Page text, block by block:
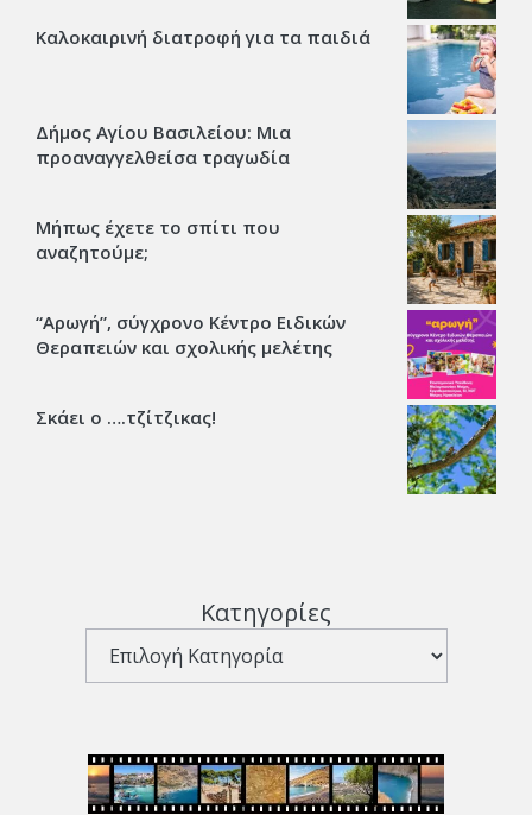
Καλοκαιρινή διατροφή για τα παιδιά
Δήμος Αγίου Βασιλείου: Μια
προαναγγελθείσα τραγωδία
Μήπως έχετε το σπίτι που
αναζητούμε;
“Αρωγή”, σύγχρονο Κέντρο Ειδικών
Θεραπειών και σχολικής μελέτης
Σκάει ο ….τζίτζικας!
Κατηγορίες